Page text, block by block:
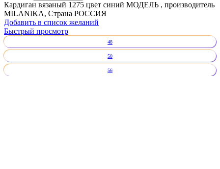
Кардиган вязаный 1275 цвет синий МОДЕЛЬ , производитель
MILANIKA, Страна РОССИЯ
Добавить в список желаний
Быстрый просмотр
48
50
56